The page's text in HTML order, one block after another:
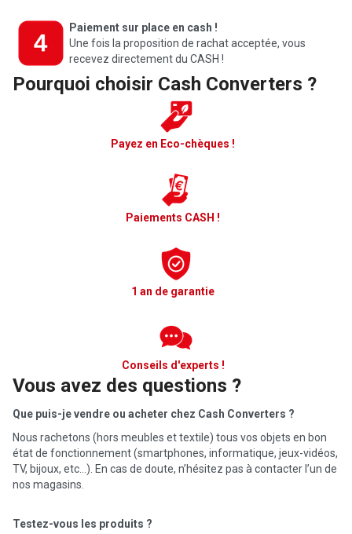
Paiement sur place en cash !
Une fois la proposition de rachat acceptée, vous
recevez directement du CASH !
Pourquoi choisir Cash Converters ?
Payez en Eco-chèques !
Paiements CASH !
1 an de garantie
Conseils d'experts !
Vous avez des questions ?
Que puis-je vendre ou acheter chez Cash Converters ?
Nous rachetons (hors meubles et textile) tous vos objets en bon
état de fonctionnement (smartphones, informatique, jeux-vidéos,
TV, bijoux, etc…). En cas de doute, n’hésitez pas à contacter l’un de
nos magasins.
Testez-vous les produits ?